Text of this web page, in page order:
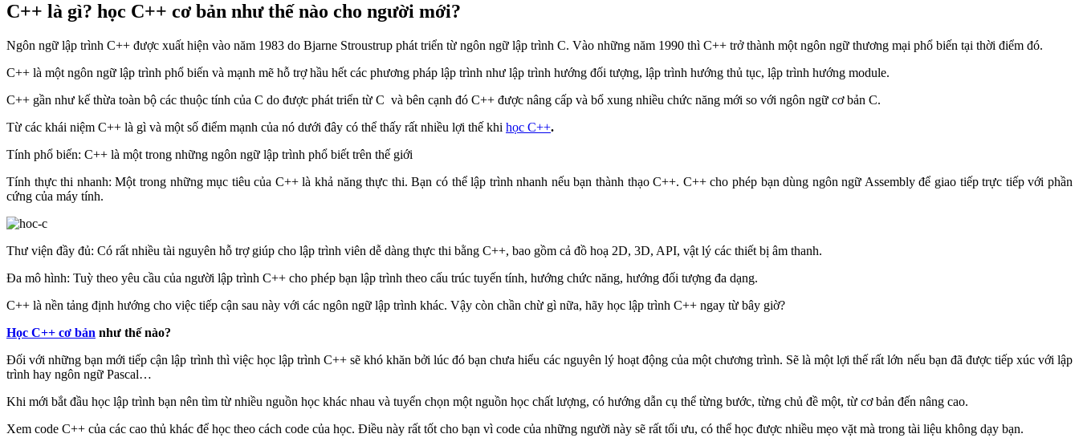
C++ là gì? học C++ cơ bản như thế nào cho người mới?
Ngôn ngữ lập trình C++ được xuất hiện vào năm 1983 do Bjarne Stroustrup phát triển từ ngôn ngữ lập trình C. Vào những năm 1990 thì C++ trở thành một ngôn ngữ thương mại phổ biến tại thời điểm đó.
C++ là một ngôn ngữ lập trình phổ biến và mạnh mẽ hỗ trợ hầu hết các phương pháp lập trình như lập trình hướng đối tượng, lập trình hướng thủ tục, lập trình hướng module.
C++ gần như kế thừa toàn bộ các thuộc tính của C do được phát triển từ C và bên cạnh đó C++ được nâng cấp và bổ xung nhiều chức năng mới so với ngôn ngữ cơ bản C.
Từ các khái niệm C++ là gì và một số điểm mạnh của nó dưới đây có thể thấy rất nhiều lợi thế khi học C++.
Tính phổ biến: C++ là một trong những ngôn ngữ lập trình phổ biết trên thế giới
Tính thực thi nhanh: Một trong những mục tiêu của C++ là khả năng thực thi. Bạn có thể lập trình nhanh nếu bạn thành thạo C++. C++ cho phép bạn dùng ngôn ngữ Assembly để giao tiếp trực tiếp với phần
cứng của máy tính.
Thư viện đầy đủ: Có rất nhiều tài nguyên hỗ trợ giúp cho lập trình viên dễ dàng thực thi bằng C++, bao gồm cả đồ hoạ 2D, 3D, API, vật lý các thiết bị âm thanh.
Đa mô hình: Tuỳ theo yêu cầu của người lập trình C++ cho phép bạn lập trình theo cấu trúc tuyến tính, hướng chức năng, hướng đối tượng đa dạng.
C++ là nền tảng định hướng cho việc tiếp cận sau này với các ngôn ngữ lập trình khác. Vậy còn chần chừ gì nữa, hãy học lập trình C++ ngay từ bây giờ?
Học C++ cơ bản như thế nào?
Đối với những bạn mới tiếp cận lập trình thì việc học lập trình C++ sẽ khó khăn bởi lúc đó bạn chưa hiểu các nguyên lý hoạt động của một chương trình. Sẽ là một lợi thế rất lớn nếu bạn đã được tiếp xúc với lập
trình hay ngôn ngữ Pascal…
Khi mới bắt đầu học lập trình bạn nên tìm từ nhiều nguồn học khác nhau và tuyển chọn một nguồn học chất lượng, có hướng dẫn cụ thể từng bước, từng chủ đề một, từ cơ bản đến nâng cao.
Xem code C++ của các cao thủ khác để học theo cách code của học. Điều này rất tốt cho bạn vì code của những người này sẽ rất tối ưu, có thể học được nhiều mẹo vặt mà trong tài liệu không dạy bạn.